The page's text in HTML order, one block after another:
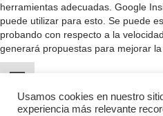
herramientas adecuadas. Google
puede utilizar para esto. Se puede
probando con respecto a la
generará propuestas para mejorar
Usamos cookies en nuestro
experiencia más relevante